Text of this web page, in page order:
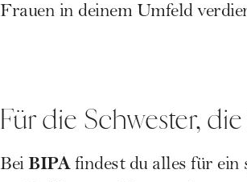
Frauen in deinem Umfeld
Für die Schwester,
Bei BIPAfindest du alles für ein